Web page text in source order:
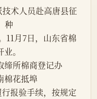
种
11月7日，山东省棉
。
缔所棉商登记办
棉花抵埠
报验手续，按规定